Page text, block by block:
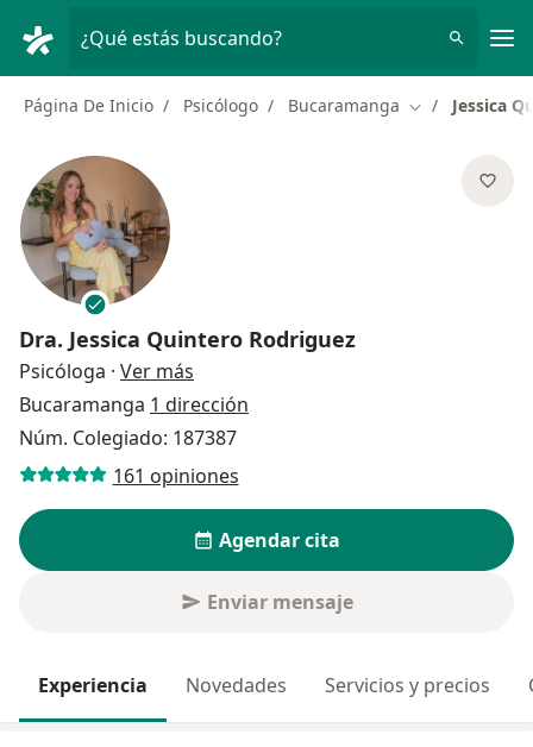
¿Qué estás buscando?
Página De Inicio Psicólogo Bucaramanga Cambiar de
Jessica
Dra. Jessica Quintero Rodriguez
Psicóloga · Ver más
Bucaramanga 1 dirección
Núm. Colegiado: 187387
161 opiniones
Agendar cita
Enviar mensaje
Experiencia Novedades Servicios y precios